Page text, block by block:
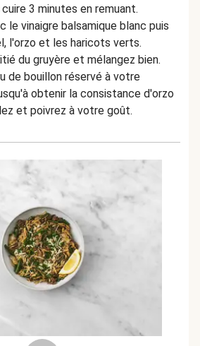
3 minutes en remuant.
le vinaigre balsamique blanc puis
l'orzo et les haricots verts.
du gruyère et mélangez bien.
de bouillon réservé à votre
obtenir la consistance d'orzo
et poivrez à votre goût.